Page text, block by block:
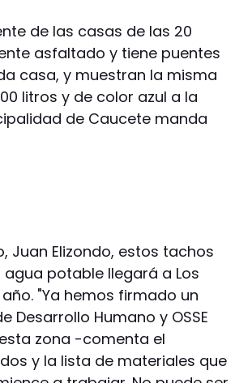
de las casas de las 20
asfaltado y tiene puentes
casa, y muestran la misma
litros y de color azul a la
de Caucete manda
Juan Elizondo, estos tachos
potable llegará a Los
"Ya hemos firmado un
Desarrollo Humano y OSSE
zona -comenta el
y la lista de materiales que